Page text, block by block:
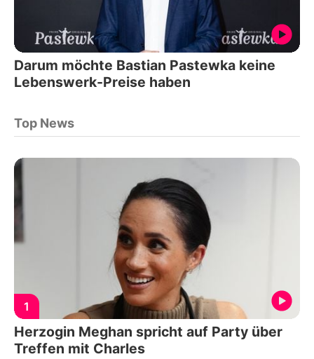
Darum möchte Bastian Pastewka keine
Lebenswerk-Preise haben
Top News
1
Herzogin Meghan spricht auf Party über
Treffen mit Charles